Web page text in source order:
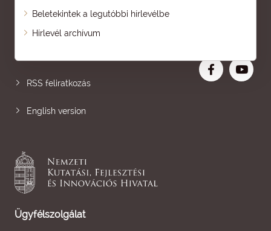
Beletekintek a legutóbbi hírlevélbe
Hírlevél archívum
Oldaltérkép
RSS feliratkozás
English version
Ügyfélszolgálat